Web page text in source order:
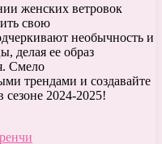
женских ветровок
свою
необычность и
делая ее образ
Смело
трендами и создавайте
2024-2025!